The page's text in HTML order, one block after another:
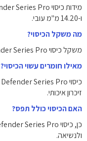
ו-14.20 מ"מ עובי.
מה משקל הכיסוי?
משקל כיסוי Defender Series Pro הוא 68.53 גרם בלבד.
מאילו חומרים עשוי הכיסוי?
זיכרון איכותי.
האם הכיסוי כולל תפס?
ולנשיאה.